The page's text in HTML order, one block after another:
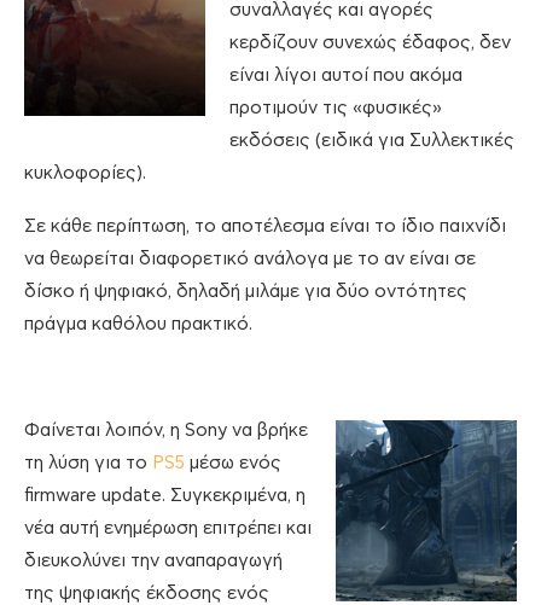
συναλλαγές και αγορές
κερδίζουν συνεχώς έδαφος, δεν
είναι λίγοι αυτοί που ακόμα
προτιμούν τις «φυσικές»
εκδόσεις (ειδικά για Συλλεκτικές
κυκλοφορίες).
Σε κάθε περίπτωση, το αποτέλεσμα είναι το ίδιο παιχνίδι
να θεωρείται διαφορετικό ανάλογα με το αν είναι σε
δίσκο ή ψηφιακό, δηλαδή μιλάμε για δύο οντότητες
πράγμα καθόλου πρακτικό.
Φαίνεται λοιπόν, η Sony να βρήκε
τη λύση για το PS5 μέσω ενός
firmware update. Συγκεκριμένα, η
νέα αυτή ενημέρωση επιτρέπει και
διευκολύνει την αναπαραγωγή
της ψηφιακής έκδοσης ενός